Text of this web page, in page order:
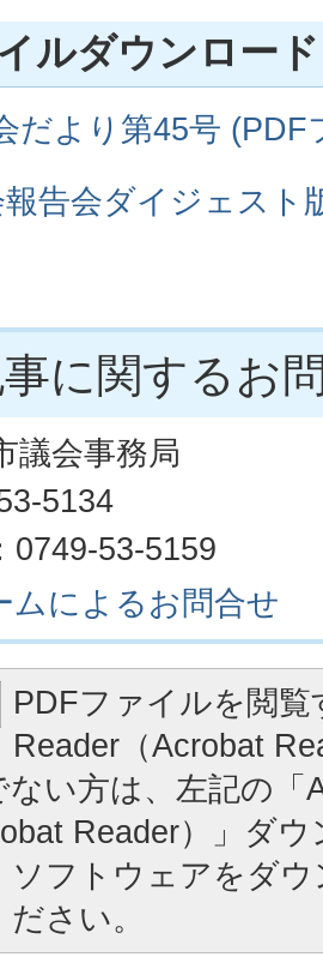
ルダウンロード
だより第45号 (PDF
報告会ダイジェスト
に関するお
議会事務局
5134
0749-53-5159
ムによるお問合せ
PDFファイルを閲
Reader（Acrobat
い方は、左記の「
Reader）」ダ
ソフトウェアをダ
さい。